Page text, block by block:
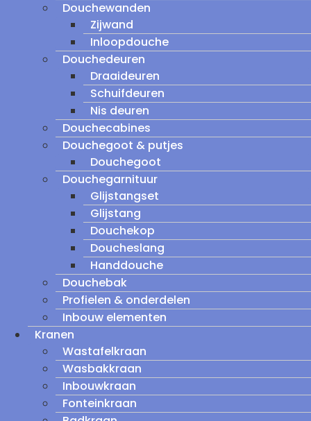
Douchewanden
Zijwand
Inloopdouche
Douchedeuren
Draaideuren
Schuifdeuren
Nis deuren
Douchecabines
Douchegoot & putjes
Douchegoot
Douchegarnituur
Glijstangset
Glijstang
Douchekop
Doucheslang
Handdouche
Douchebak
Profielen & onderdelen
Inbouw elementen
Kranen
Wastafelkraan
Wasbakkraan
Inbouwkraan
Fonteinkraan